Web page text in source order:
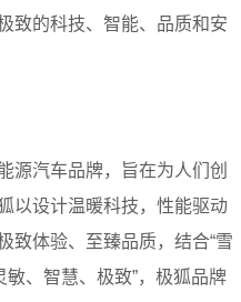
致的科技、智能、品质和安
源汽车品牌，旨在为人们创
以设计温暖科技，性能驱动
致体验、至臻品质，结合“雪
、智慧、极致”，极狐品牌